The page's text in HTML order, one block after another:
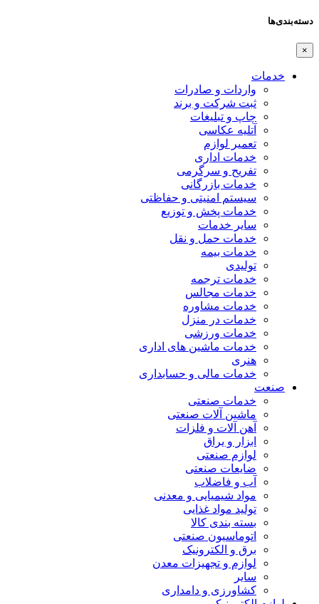
دسته‌بندی‌ها
×
خدمات
واردات و صادرات
ثبت شرکت و برند
چاپ و تبلیغات
آتلیه عکاسی
تعمیر لوازم
خدمات اداری
تفریح و سرگرمی
خدمات بازرگانی
سیستم امنیتی و حفاظتی
خدمات پخش و توزیع
سایر خدمات
خدمات حمل و نقل
خدمات بیمه
تولیدی
خدمات ترجمه
خدمات مجالس
خدمات مشاوره
خدمات در منزل
خدمات ورزشی
خدمات ماشین های اداری
هنری
خدمات مالی و حسابداری
صنعت
خدمات صنعتی
ماشین آلات صنعتی
آهن آلات و فلزات
ابزار و یراق
لوازم صنعتی
ضایعات صنعتی
آب و فاضلاب
مواد شیمیایی و معدنی
تولید مواد غذایی
بسته بندی کالا
اتوماسیون صنعتی
برق و الکترونیک
لوازم و تجهیزات معدن
سایر
کشاورزی و دامداری